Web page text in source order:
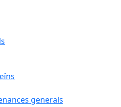
generals